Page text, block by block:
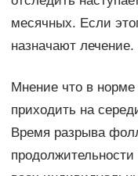
месячных. Если
назначают лечение.
Мнение что в
приходить на
Время разрыва